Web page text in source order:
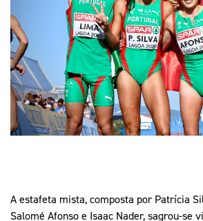
Media
Documentos
Contactos
Mais Desporto
Equipa Portugal
Equipa
Arquivo
Educação
Equipa
A estafeta mista, composta por Patrícia
Salomé Afonso e Isaac Nader, sagrou-se